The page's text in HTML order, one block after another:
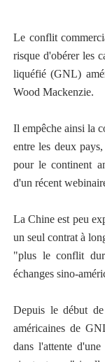
Le conflit
risque d'obérer les
liquéfié (GNL)
Wood Mackenzie.
Il empêche ainsi la
entre les deux
pour le continent
d'un récent
La Chine est peu
un seul contrat à
"plus le conflit
échanges sino-
Depuis le début
américaines de
dans l'attente